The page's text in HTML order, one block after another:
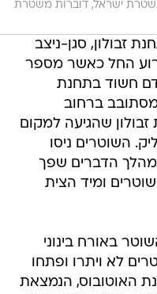
ישראל, דוברות משטרת
זבולון, סגן-ניצב
החל כאשר מספר
חשוד בתחנת
ברחוב
שהגיעה למקום
השוטרים ניסו
הדברים שפך
ומיד הצית
באורח בינוני
לא ויתרו ופתחו
האוטובוס, הנמצאת